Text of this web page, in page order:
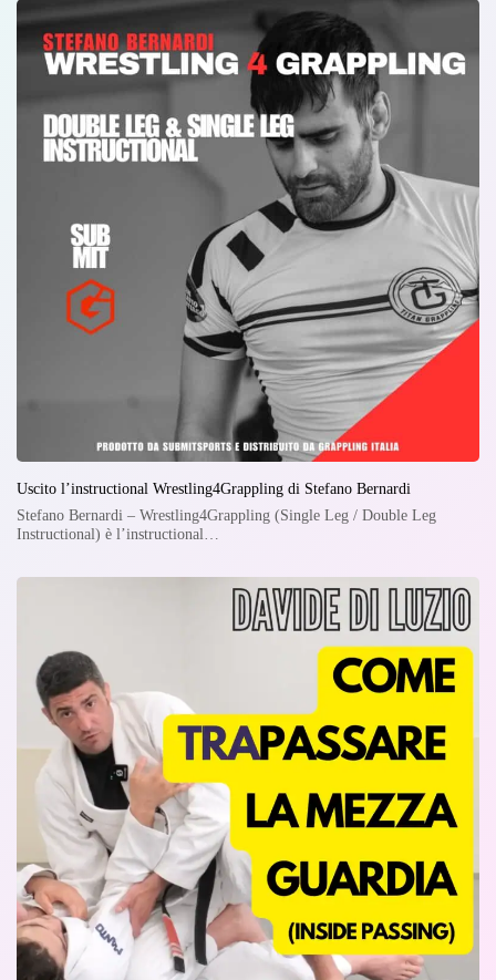
Uscito l’instructional Wrestling4Grappling di Stefano Bernardi
Stefano Bernardi – Wrestling4Grappling (Single Leg / Double Leg
Instructional) è l’instructional…